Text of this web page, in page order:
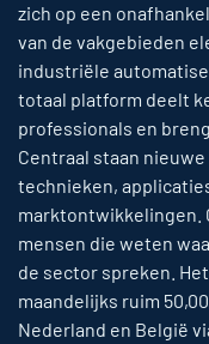
zich op een
van de vakgebieden
industriële
totaal platform deelt
professionals en
Centraal staan
technieken,
marktontwikkelingen.
mensen die weten
de sector spreken.
maandelijks ruim
Nederland en België